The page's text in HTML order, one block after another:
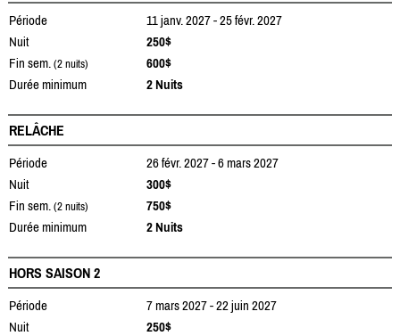
Période
11 janv. 2027 - 25 févr. 2027
Nuit
250$
Fin sem. (2 nuits)
600$
Durée minimum
2 Nuits
RELÂCHE
Période
26 févr. 2027 - 6 mars 2027
Nuit
300$
Fin sem. (2 nuits)
750$
Durée minimum
2 Nuits
HORS SAISON 2
Période
7 mars 2027 - 22 juin 2027
Nuit
250$